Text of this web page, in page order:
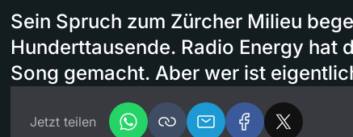
Sein Spruch zum Zürcher Milieu
Hunderttausende. Radio Energy hat
Song gemacht. Aber wer ist
Jetzt teilen